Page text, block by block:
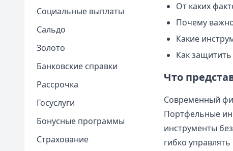
Социальные выплаты
Сальдо
Золото
Банковские справки
Рассрочка
Госуслуги
Бонусные программы
Страхование
От каких
Почему
Какие
Как
Что
Современный
Портфельные
инструменты
гибко